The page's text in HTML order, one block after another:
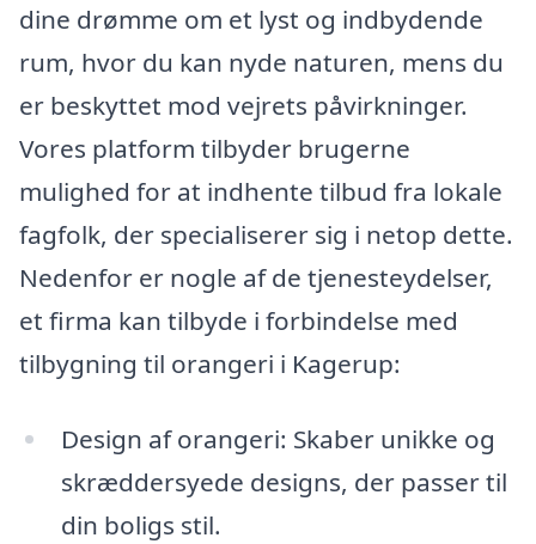
dine drømme om et lyst og indbydende
rum, hvor du kan nyde naturen, mens du
er beskyttet mod vejrets påvirkninger.
Vores platform tilbyder brugerne
mulighed for at indhente tilbud fra lokale
fagfolk, der specialiserer sig i netop dette.
Nedenfor er nogle af de tjenesteydelser,
et firma kan tilbyde i forbindelse med
tilbygning til orangeri i Kagerup:
Design af orangeri: Skaber unikke og
skræddersyede designs, der passer til
din boligs stil.